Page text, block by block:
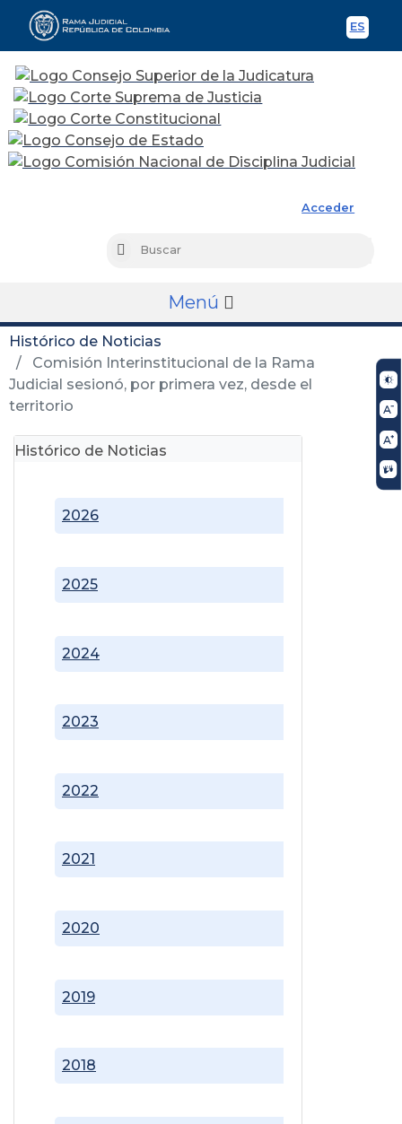
ES
Acceder
Buscar
Menú
Histórico de Noticias
Comisión Interinstitucional de la Rama
Judicial sesionó, por primera vez, desde el
territorio
Histórico de Noticias
2018
2019
2020
2021
2022
2023
2024
2025
2026